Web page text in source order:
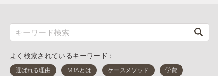
よく検索されているキーワード：